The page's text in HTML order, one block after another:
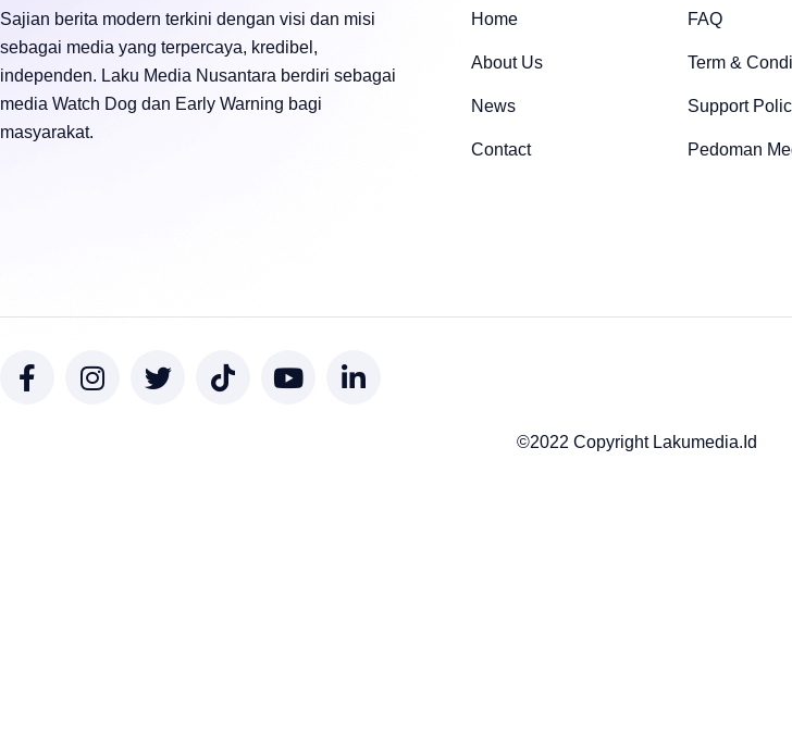
Sajian berita modern terkini dengan visi dan misi
sebagai media yang terpercaya, kredibel,
independen. Laku Media Nusantara berdiri sebagai
media Watch Dog dan Early Warning bagi
masyarakat.
Home
About Us
News
Contact
FAQ
Term &
Support
Pedoman
©2022 Copyright Lakumedia.id